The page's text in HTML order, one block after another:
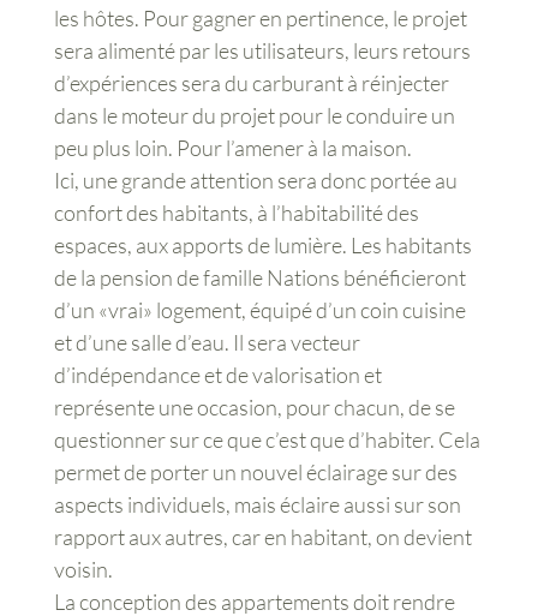
les hôtes. Pour gagner en pertinence, le projet
sera alimenté par les utilisateurs, leurs retours
d’expériences sera du carburant à réinjecter
dans le moteur du projet pour le conduire un
peu plus loin. Pour l’amener à la maison.
Ici, une grande attention sera donc portée au
confort des habitants, à l’habitabilité des
espaces, aux apports de lumière. Les habitants
de la pension de famille Nations bénéficieront
d’un «vrai» logement, équipé d’un coin cuisine
et d’une salle d’eau. Il sera vecteur
d’indépendance et de valorisation et
représente une occasion, pour chacun, de se
questionner sur ce que c’est que d’habiter. Cela
permet de porter un nouvel éclairage sur des
aspects individuels, mais éclaire aussi sur son
rapport aux autres, car en habitant, on devient
voisin.
La conception des appartements doit rendre